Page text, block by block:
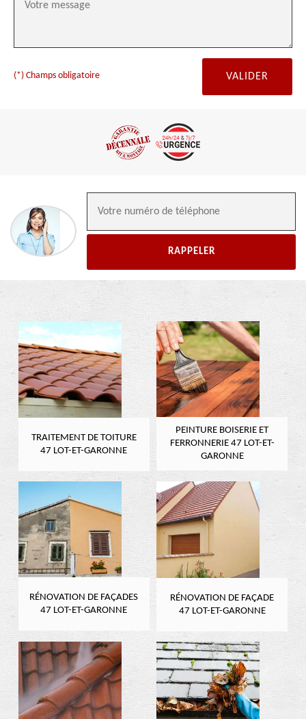
(*) Champs obligatoire
TRAITEMENT DE TOITURE
47 LOT-ET-GARONNE
PEINTURE BOISERIE ET
FERRONNERIE 47 LOT-ET-
GARONNE
RÉNOVATION DE FAÇADES
47 LOT-ET-GARONNE
RÉNOVATION DE FAÇADE
47 LOT-ET-GARONNE